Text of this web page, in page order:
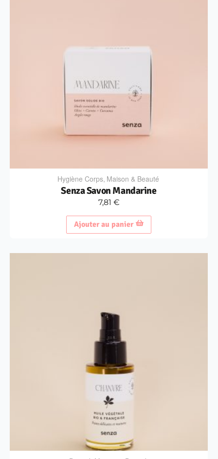
Hygiène Corps, Maison & Beauté
Senza Savon Mandarine
7,81 €
Ajouter au panier